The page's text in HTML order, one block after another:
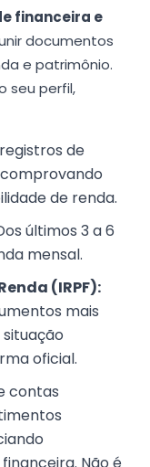
financeira e
documentos
e patrimônio.
seu perfil,
de
de renda.
últimos 3 a 6
mensal.
(IRPF):
mais
oficial.
contas